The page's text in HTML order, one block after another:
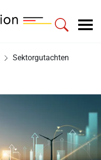
Sektorgutachten